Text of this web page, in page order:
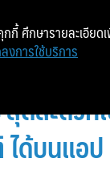
ะกันภัย จั
ดสะดวก
ด้บนแอป
กกี้ ศึกษารายละเอียด
งการใช้บริการ